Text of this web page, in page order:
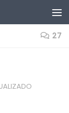
27